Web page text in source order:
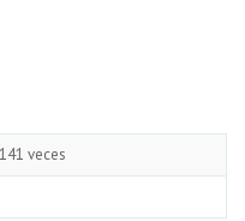
141 veces